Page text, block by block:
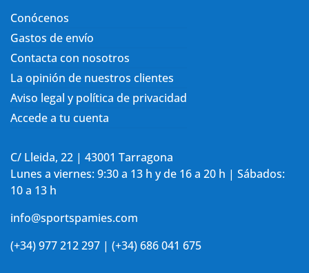
Conócenos
Gastos de envío
Contacta con nosotros
La opinión de nuestros clientes
Aviso legal y política de privacidad
Accede a tu cuenta
C/ Lleida, 22 | 43001 Tarragona
Lunes a viernes: 9:30 a 13 h y de 16 a 20 h | Sábados:
10 a 13 h
info@sportspamies.com
(+34) 977 212 297 | (+34) 686 041 675